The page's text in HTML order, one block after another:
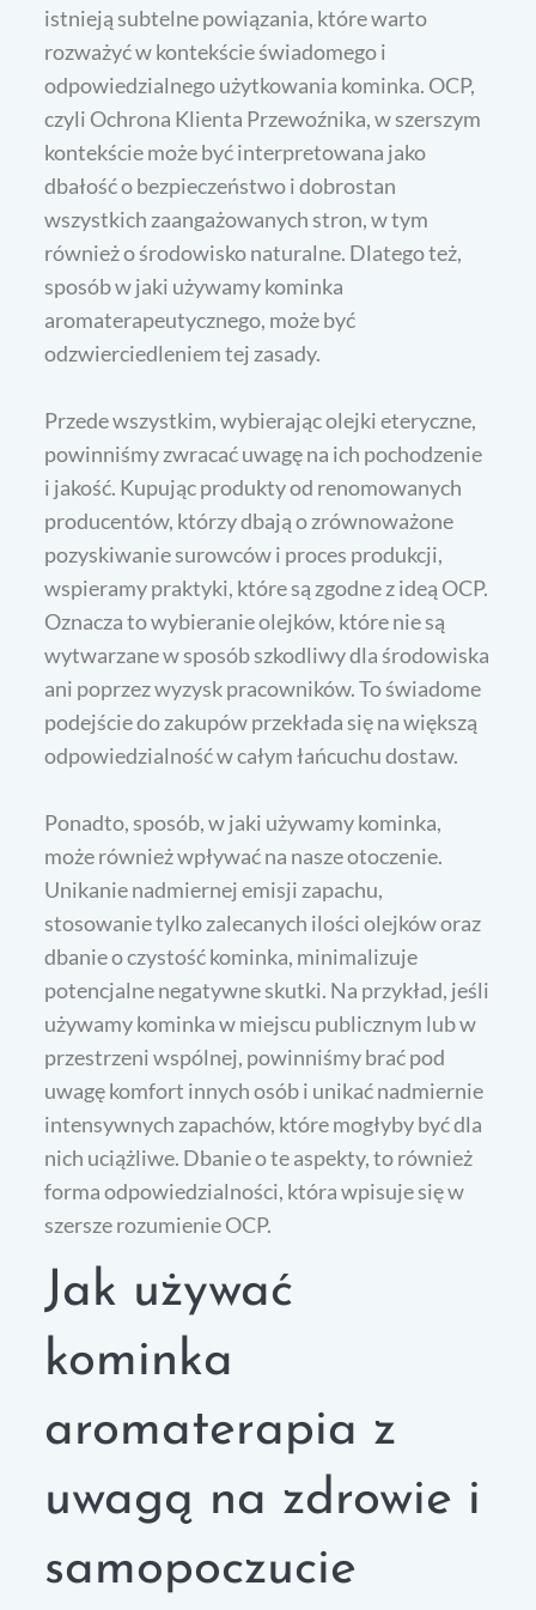
istnieją subtelne powiązania, które warto
rozważyć w kontekście świadomego i
odpowiedzialnego użytkowania kominka. OCP,
czyli Ochrona Klienta Przewoźnika, w szerszym
kontekście może być interpretowana jako
dbałość o bezpieczeństwo i dobrostan
wszystkich zaangażowanych stron, w tym
również o środowisko naturalne. Dlatego też,
sposób w jaki używamy kominka
aromaterapeutycznego, może być
odzwierciedleniem tej zasady.
Przede wszystkim, wybierając olejki eteryczne,
powinniśmy zwracać uwagę na ich pochodzenie
i jakość. Kupując produkty od renomowanych
producentów, którzy dbają o zrównoważone
pozyskiwanie surowców i proces produkcji,
wspieramy praktyki, które są zgodne z ideą OCP.
Oznacza to wybieranie olejków, które nie są
wytwarzane w sposób szkodliwy dla środowiska
ani poprzez wyzysk pracowników. To świadome
podejście do zakupów przekłada się na większą
odpowiedzialność w całym łańcuchu dostaw.
Ponadto, sposób, w jaki używamy kominka,
może również wpływać na nasze otoczenie.
Unikanie nadmiernej emisji zapachu,
stosowanie tylko zalecanych ilości olejków oraz
dbanie o czystość kominka, minimalizuje
potencjalne negatywne skutki. Na przykład, jeśli
używamy kominka w miejscu publicznym lub w
przestrzeni wspólnej, powinniśmy brać pod
uwagę komfort innych osób i unikać nadmiernie
intensywnych zapachów, które mogłyby być dla
nich uciążliwe. Dbanie o te aspekty, to również
forma odpowiedzialności, która wpisuje się w
szersze rozumienie OCP.
Jak używać
kominka
aromaterapia z
uwagą na zdrowie i
samopoczucie